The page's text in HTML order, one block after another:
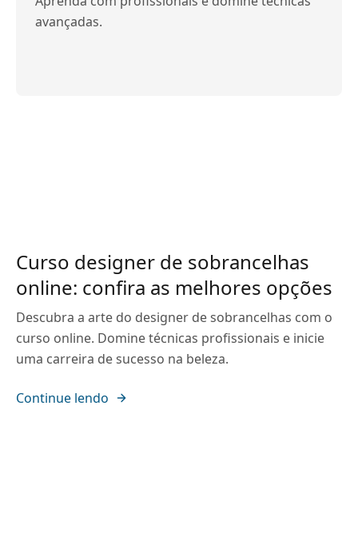
avançadas.
Curso designer de sobrancelhas
online: confira as melhores opções
Descubra a arte do designer de sobrancelhas com o
curso online. Domine técnicas profissionais e inicie
uma carreira de sucesso na beleza.
Continue lendo